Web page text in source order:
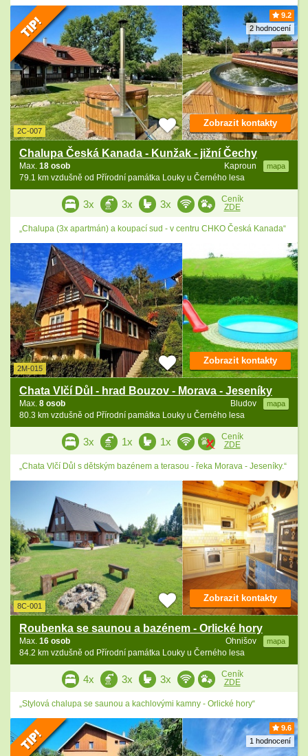
9.2
2 hodnocení
2C-007
Chalupa Česká Kanada - Kunžak - jižní Čechy
Kaproun mapa
Max. 18 osob
79.1 km vzdušně od Přírodní památka Louky u Černého lesa
Zobrazit kontakty
3x 3x 3x
Ceník
ZDE
„Chalupa (3x apartmán) a koupací sud - v centru CHKO Česká Kanada“
2M-015
Chata Vlčí Důl - hrad Bouzov - Morava - Jeseníky
Bludov mapa
Max. 8 osob
80.3 km vzdušně od Přírodní památka Louky u Černého lesa
Zobrazit kontakty
3x 1x 1x
Ceník
ZDE
„Chata Vlčí Důl s dětským bazénem a terasou - řeka Morava - Jeseníky.“
8C-001
Roubenka se saunou a bazénem - Orlické hory
Ohnišov mapa
Max. 16 osob
84.2 km vzdušně od Přírodní památka Louky u Černého lesa
Zobrazit kontakty
4x 3x 3x
Ceník
ZDE
„Stylová chalupa se saunou a kachlovými kamny - Orlické hory“
9.6
1 hodnocení